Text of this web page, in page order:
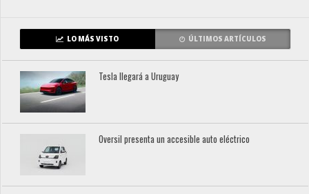
LO MÁS VISTO ÚLTIMOS ARTÍCULOS
Tesla llegará a Uruguay
Oversil presenta un accesible auto eléctrico